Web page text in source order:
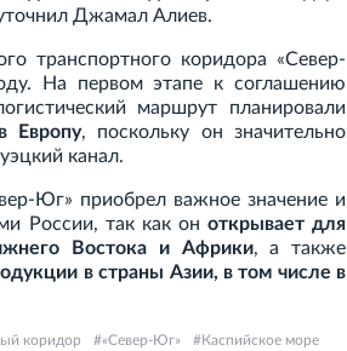
Джамал Алиев.
транспортного коридора «Север-
На первом этапе к соглашению
маршрут планировали
Европу, поскольку он значительно
канал.
Юг» приобрел важное значение и
России, так как он открывает для
Востока и Африки, а также
в страны Азии, в том числе в
коридор «Север-Юг»
Каспийское море